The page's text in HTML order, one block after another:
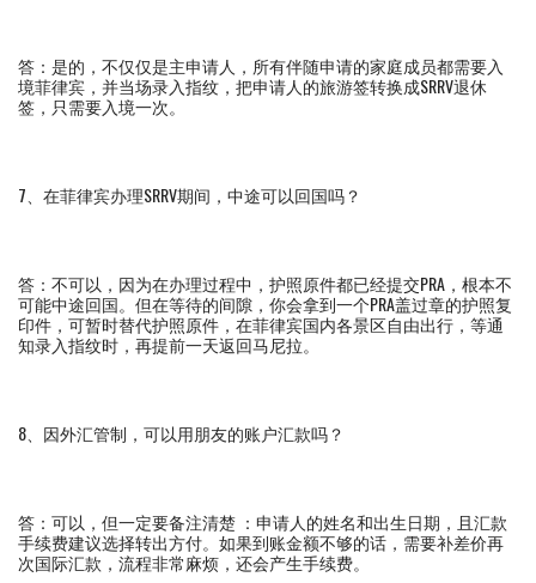
答：是的，不仅仅是主申请人，所有伴随申请的家庭成员都需要入
境菲律宾，并当场录入指纹，把申请人的旅游签转换成SRRV退休
签，只需要入境一次。
7、在菲律宾办理SRRV期间，中途可以回国吗？
答：不可以，因为在办理过程中，护照原件都已经提交PRA，根本不
可能中途回国。但在等待的间隙，你会拿到一个PRA盖过章的护照复
印件，可暂时替代护照原件，在菲律宾国内各景区自由出行，等通
知录入指纹时，再提前一天返回马尼拉。
8、因外汇管制，可以用朋友的账户汇款吗？
答：可以，但一定要备注清楚 ：申请人的姓名和出生日期，且汇款
手续费建议选择转出方付。如果到账金额不够的话，需要补差价再
次国际汇款，流程非常麻烦，还会产生手续费。